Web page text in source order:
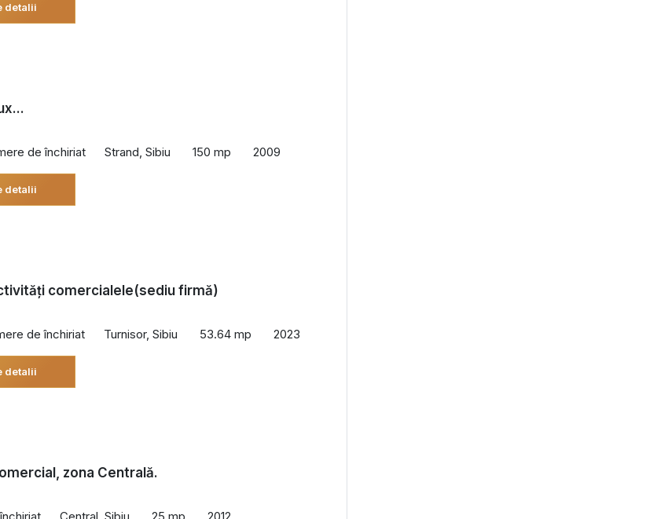
detalii
de închiriat Strand, Sibiu 150 mp 2009
detalii
comercialele(sediu firmă)
de închiriat Turnisor, Sibiu 53.64 mp 2023
detalii
zona Centrală.